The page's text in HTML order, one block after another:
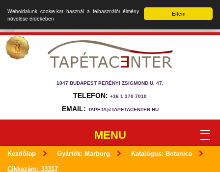
Értem
Weboldalunk cookie-kat használ a felhasználói élmény
növelése érdekében
1047 BUDAPEST PERÉNYI ZSIGMOND U. 47.
TELEFON: +36 1 370 7010
EMAIL: TAPETA@TAPETACENTER.HU
MENU
Kezdőlap Gyártók: Marburg Katalógus: Botanica
Cikkszám: 33317